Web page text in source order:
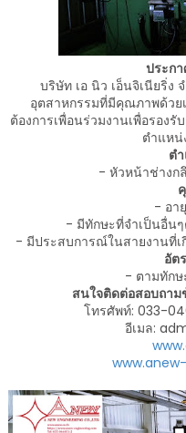
ประก
บริษัท เอ นิว เอ็นจิเนียริ่ง
อุตสาหกรรมที่มีคุณภาพด้วย
ต้องการเพื่อนร่วมงานเพื่อรอง
ตำแหน่
ต
- หัวหน้าช่างก
- อา
- มีทักษะที่จำเป็นอื่น
- มีประสบการณ์ในสายงานที่เ
อัต
- ตามทักษ
สนใจติดต่อสอบถา
โทรศัพท์: 033-
อีเมล: